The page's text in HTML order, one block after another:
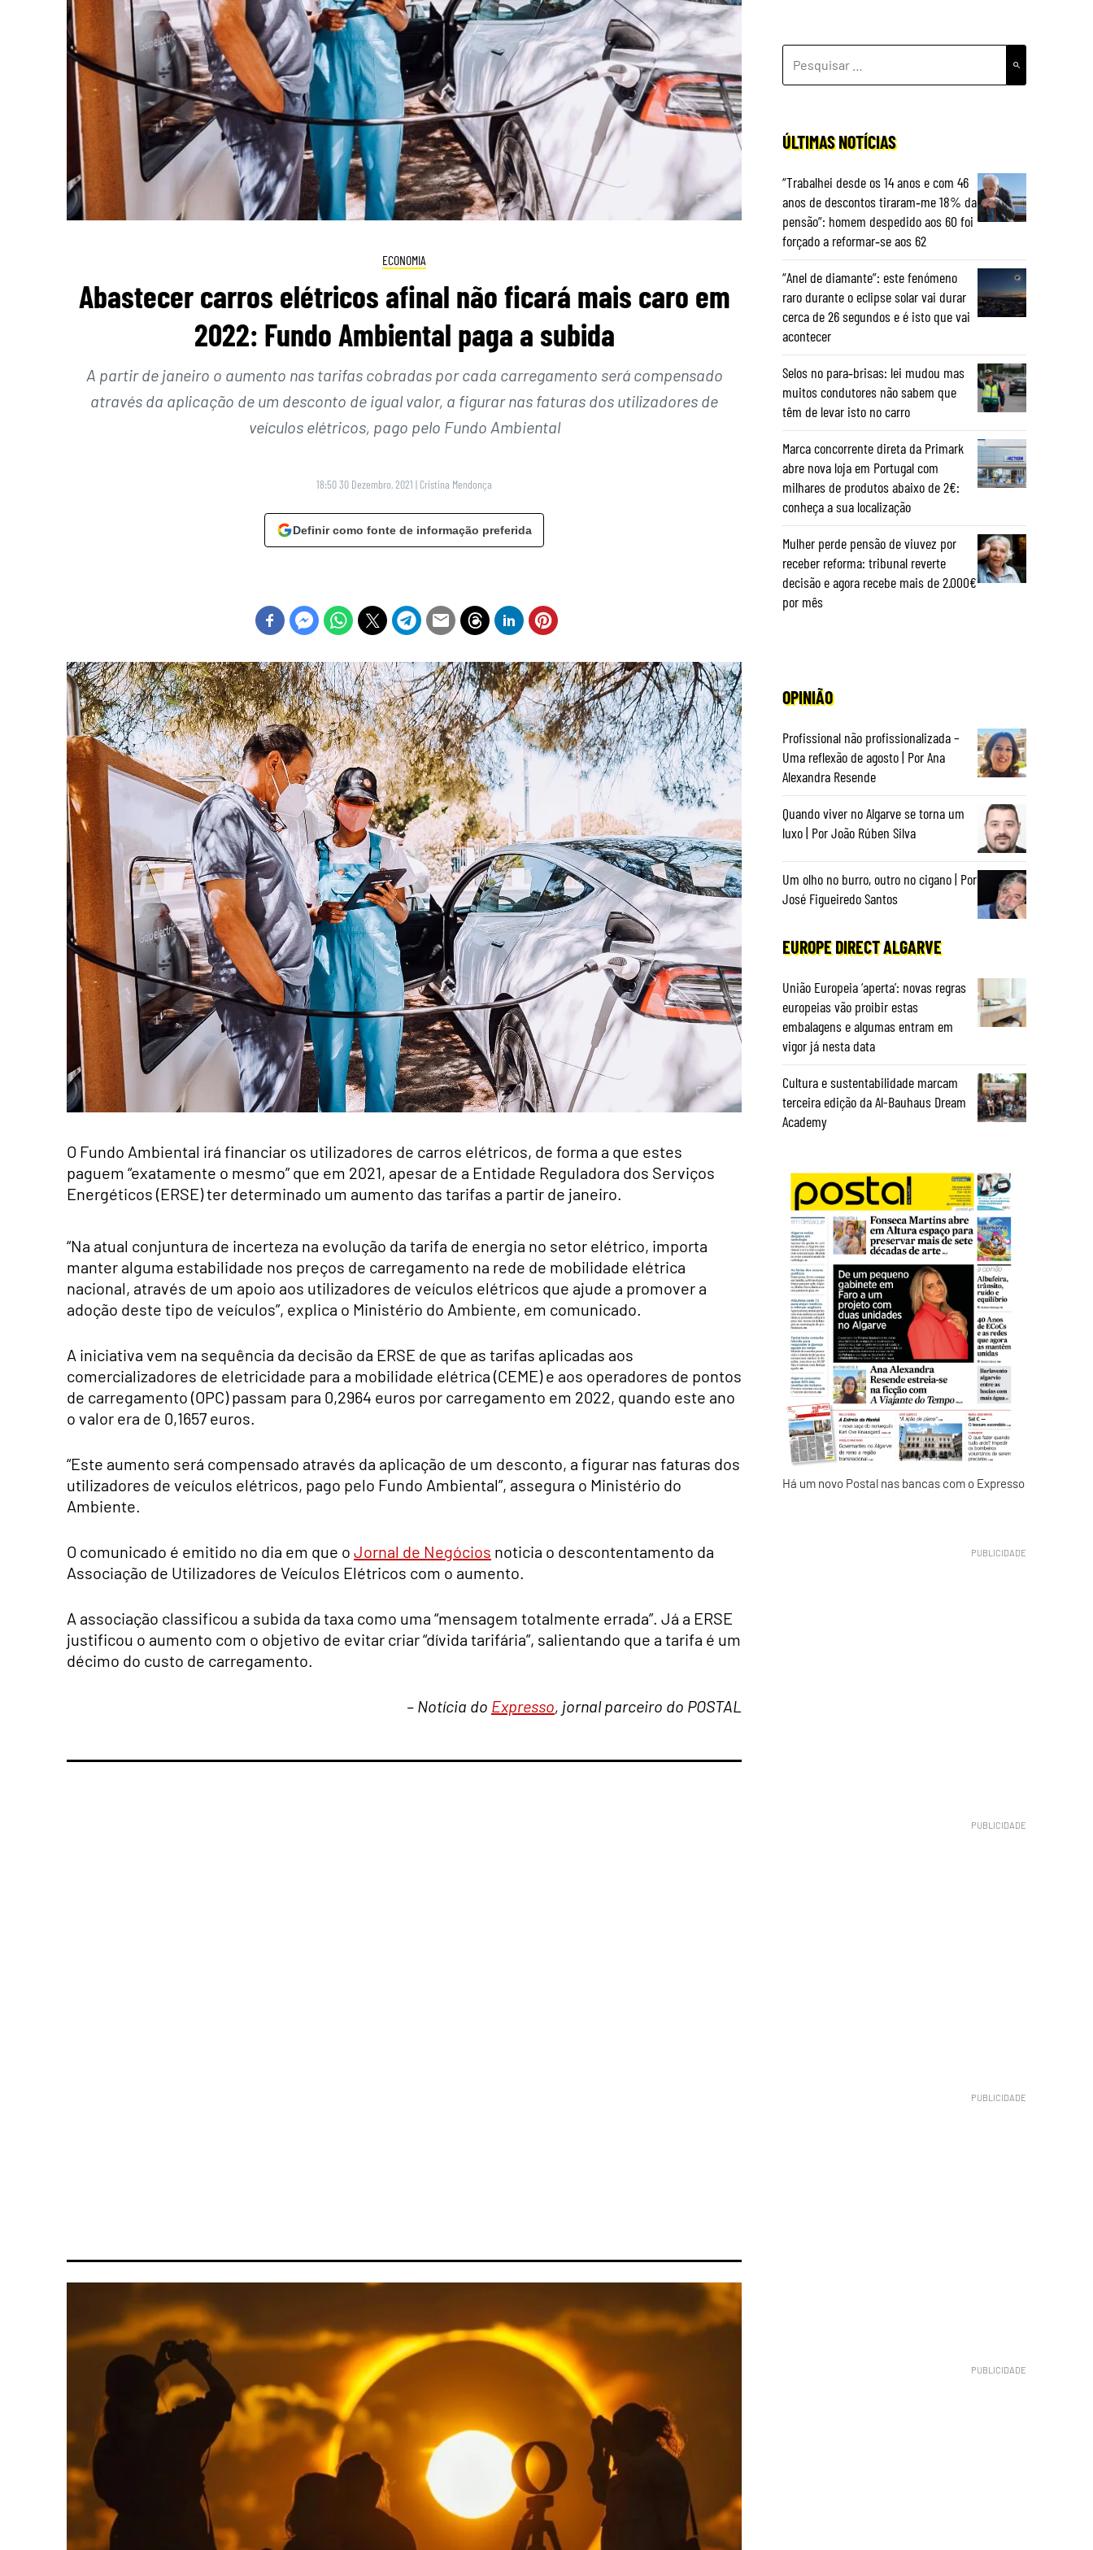
ECONOMIA
Abastecer carros elétricos afinal não ficará mais caro em
2022: Fundo Ambiental paga a subida
A partir de janeiro o aumento nas tarifas cobradas por cada carregamento será compensado
através da aplicação de um desconto de igual valor, a figurar nas faturas dos utilizadores de
veículos elétricos, pago pelo Fundo Ambiental
18:50 30 Dezembro, 2021 | Cristina Mendonça
Definir como fonte de informação preferida
O Fundo Ambiental irá financiar os utilizadores de carros elétricos, de forma a que estes
paguem “exatamente o mesmo” que em 2021, apesar de a Entidade Reguladora dos Serviços
Energéticos (ERSE) ter determinado um aumento das tarifas a partir de janeiro.
“Na atual conjuntura de incerteza na evolução da tarifa de energia no setor elétrico, importa
manter alguma estabilidade nos preços de carregamento na rede de mobilidade elétrica
nacional, através de um apoio aos utilizadores de veículos elétricos que ajude a promover a
adoção deste tipo de veículos”, explica o Ministério do Ambiente, em comunicado.
A iniciativa vem na sequência da decisão da ERSE de que as tarifas aplicadas aos
comercializadores de eletricidade para a mobilidade elétrica (CEME) e aos operadores de pontos
de carregamento (OPC) passam para 0,2964 euros por carregamento em 2022, quando este ano
o valor era de 0,1657 euros.
“Este aumento será compensado através da aplicação de um desconto, a figurar nas faturas dos
utilizadores de veículos elétricos, pago pelo Fundo Ambiental”, assegura o Ministério do
Ambiente.
O comunicado é emitido no dia em que o Jornal de Negócios noticia o descontentamento da
Associação de Utilizadores de Veículos Elétricos com o aumento.
A associação classificou a subida da taxa como uma “mensagem totalmente errada”. Já a ERSE
justificou o aumento com o objetivo de evitar criar “dívida tarifária”, salientando que a tarifa é um
décimo do custo de carregamento.
– Notícia do Expresso, jornal parceiro do POSTAL
POR:
ÚLTIMAS NOTÍCIAS
“Trabalhei desde os 14 anos e com 46
anos de descontos tiraram‑me 18% da
pensão”: homem despedido aos 60 foi
forçado a reformar‑se aos 62
“Anel de diamante”: este fenómeno
raro durante o eclipse solar vai durar
cerca de 26 segundos e é isto que vai
acontecer
Selos no para‑brisas: lei mudou mas
muitos condutores não sabem que
têm de levar isto no carro
Marca concorrente direta da Primark
abre nova loja em Portugal com
milhares de produtos abaixo de 2€:
conheça a sua localização
Mulher perde pensão de viuvez por
receber reforma: tribunal reverte
decisão e agora recebe mais de 2.000€
por mês
OPINIÃO
Profissional não profissionalizada –
Uma reflexão de agosto | Por Ana
Alexandra Resende
Quando viver no Algarve se torna um
luxo | Por João Rúben Silva
Um olho no burro, outro no cigano | Por
José Figueiredo Santos
EUROPE DIRECT ALGARVE
União Europeia ‘aperta’: novas regras
europeias vão proibir estas
embalagens e algumas entram em
vigor já nesta data
Cultura e sustentabilidade marcam
terceira edição da Al-Bauhaus Dream
Academy
Há um novo Postal nas bancas com o Expresso